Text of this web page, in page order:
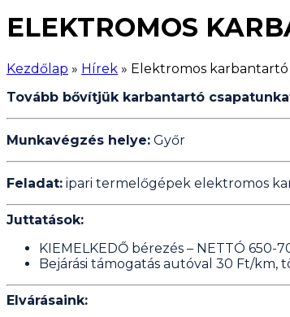
ELEKTROMOS
Kezdőlap » Hírek » Elektromos karbantartó
Tovább bővítjük karbantartó
Munkavégzés helye: Győr
Feladat: ipari termelőgépek elektromos
Juttatások:
KIEMELKEDŐ bérezés – NETTÓ 650-
Bejárási támogatás autóval 30 Ft/
Elvárásaink: